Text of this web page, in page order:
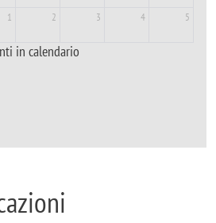
1 2 3 4 5
in calendario